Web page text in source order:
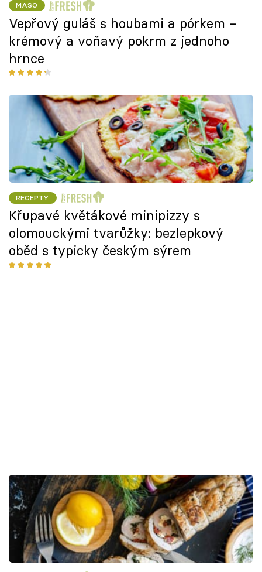
MASO
Vepřový guláš s houbami a pórkem –
krémový a voňavý pokrm z jednoho
hrnce
RECEPTY
Křupavé květákové minipizzy s
olomouckými tvarůžky: bezlepkový
oběd s typicky českým sýrem